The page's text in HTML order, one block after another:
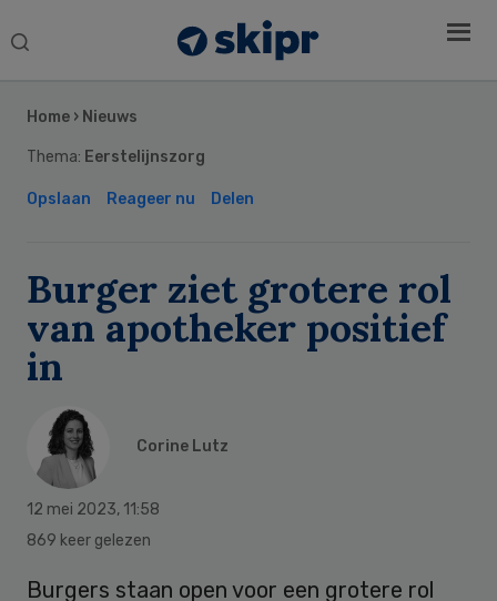
Search
Home › Nieuws
Thema: Eerstelijnszorg
Opslaan Reageer nu Delen
Burger ziet grotere rol
van apotheker positief
in
Corine Lutz
12 mei 2023, 11:58
869 keer gelezen
Burgers staan open voor een grotere rol
Sidebar